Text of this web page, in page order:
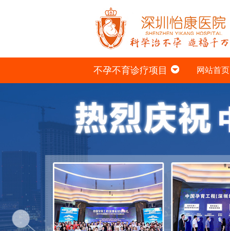
不孕不育诊疗项目 网站首页